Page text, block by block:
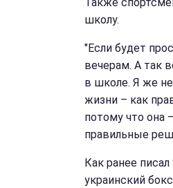
школу.
"Если будет
вечерам. А так
в школе. Я же не
жизни – как
потому что она
правильные
Как ранее
украинский